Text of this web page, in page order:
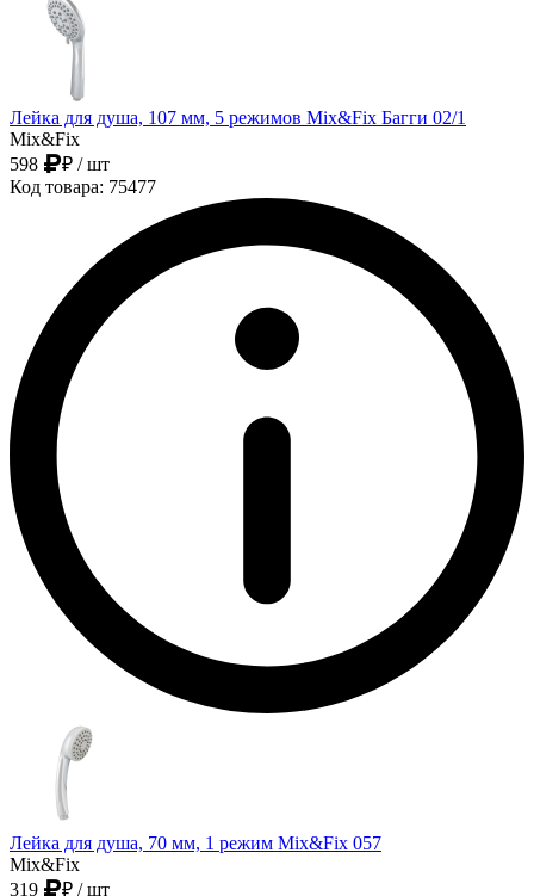
Лейка для душа, 107 мм, 5 режимов Mix&Fix Багги 02/1
Mix&Fix
598
₽ / шт
Код товара: 75477
Лейка для душа, 70 мм, 1 режим Mix&Fix 057
Mix&Fix
319
₽ / шт